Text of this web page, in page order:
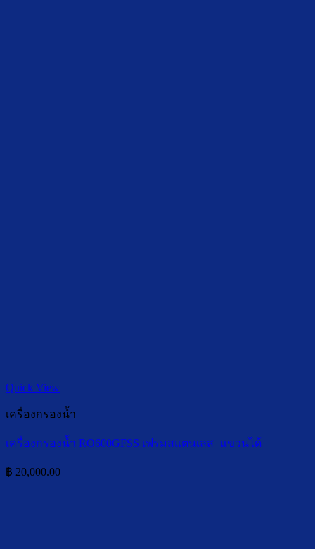
Quick View
เครื่องกรองน้ำ
เครื่องกรองน้ำ RO600GFSS เฟรมสแตนเลส+แขวนได้
฿ 20,000.00